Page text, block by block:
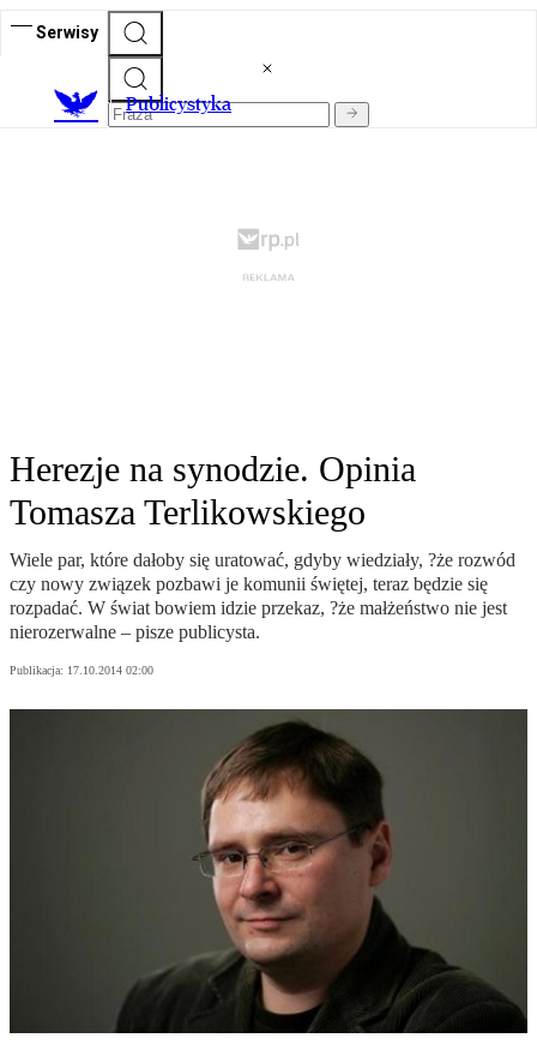
Serwisy
Publicystyka
Herezje na synodzie. Opinia
Tomasza Terlikowskiego
Wiele par, które dałoby się uratować, gdyby wiedziały, ?że rozwód
czy nowy związek pozbawi je komunii świętej, teraz będzie się
rozpadać. W świat bowiem idzie przekaz, ?że małżeństwo nie jest
nierozerwalne – pisze publicysta.
Publikacja: 17.10.2014 02:00